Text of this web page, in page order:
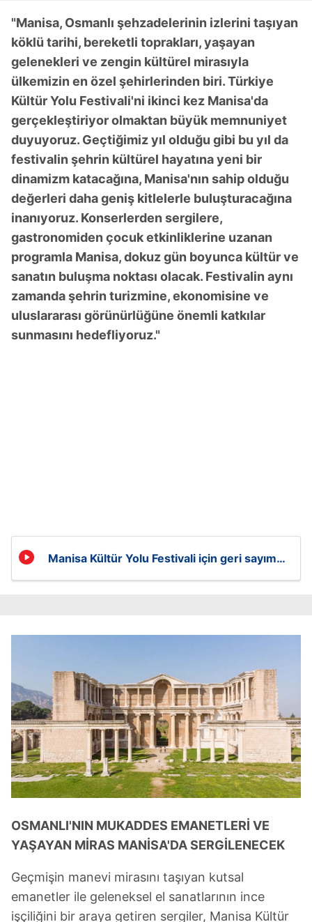
"Manisa, Osmanlı şehzadelerinin izlerini taşıyan
köklü tarihi, bereketli toprakları, yaşayan
gelenekleri ve zengin kültürel mirasıyla
ülkemizin en özel şehirlerinden biri. Türkiye
Kültür Yolu Festivali'ni ikinci kez Manisa'da
gerçekleştiriyor olmaktan büyük memnuniyet
duyuyoruz. Geçtiğimiz yıl olduğu gibi bu yıl da
festivalin şehrin kültürel hayatına yeni bir
dinamizm katacağına, Manisa'nın sahip olduğu
değerleri daha geniş kitlelerle buluşturacağına
inanıyoruz. Konserlerden sergilere,
gastronomiden çocuk etkinliklerine uzanan
programla Manisa, dokuz gün boyunca kültür ve
sanatın buluşma noktası olacak. Festivalin aynı
zamanda şehrin turizmine, ekonomisine ve
uluslararası görünürlüğüne önemli katkılar
sunmasını hedefliyoruz."
Manisa Kültür Yolu Festivali için geri sayım
OSMANLI'NIN MUKADDES EMANETLERİ VE
YAŞAYAN MİRAS MANİSA'DA SERGİLENECEK
Geçmişin manevi mirasını taşıyan kutsal
emanetler ile geleneksel el sanatlarının ince
işçiliğini bir araya getiren sergiler, Manisa Kültür